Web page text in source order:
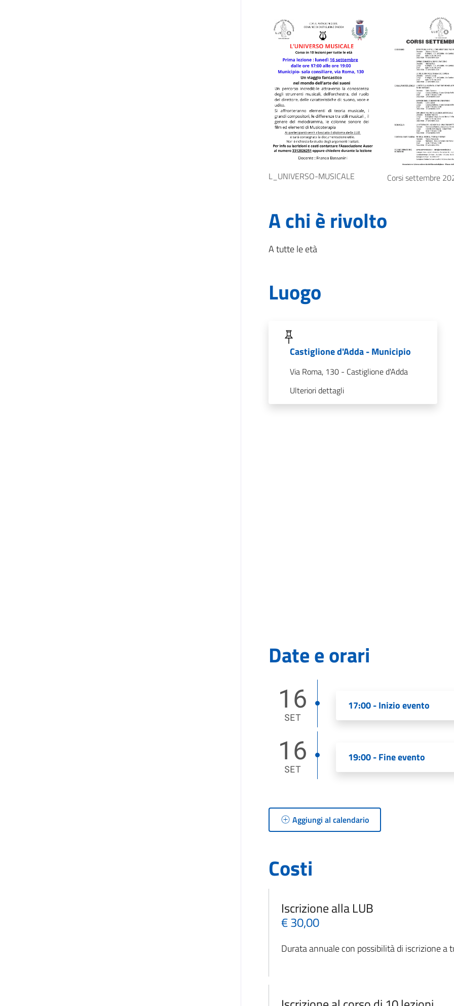
L_UNIVERSO-MUSICALE Corsi settembre
A chi è rivolto
A tutte le età
Luogo
Castiglione d'Adda - Municipio
Via Roma, 130 - Castiglione d'Adda
Ulteriori dettagli
Date e orari
16
SET
17:00 - Inizio evento
16
SET
19:00 - Fine evento
Aggiungi al calendario
Costi
Iscrizione alla LUB
€ 30,00
Durata annuale con possibilità di iscrizione a